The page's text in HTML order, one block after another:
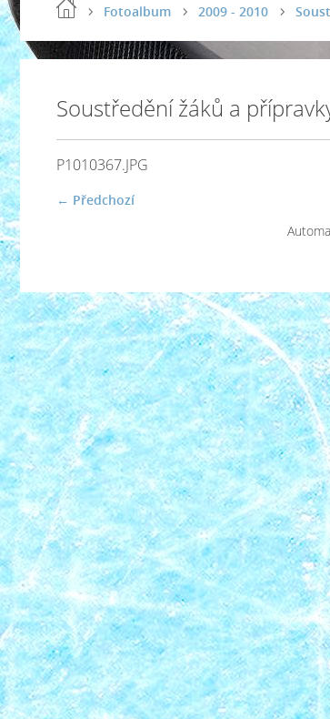
Fotoalbum 2009 - 2010
Soustředění žáků a
P1010367.JPG
← Předchozí